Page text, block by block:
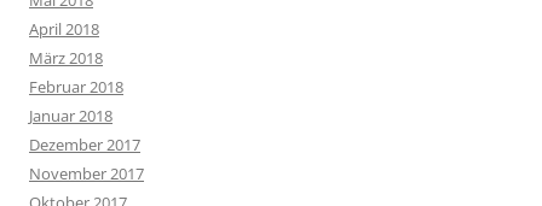
April 2018
März 2018
Februar 2018
Januar 2018
Dezember 2017
November 2017